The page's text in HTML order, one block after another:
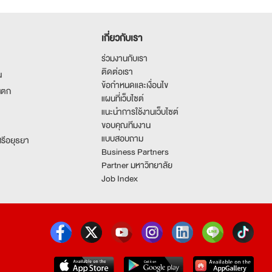
ก
อยุธยา
เกี่ยวกับเรา
ร่วมงานกับเรา
ติดต่อเรา
ข้อกำหนดและเงื่อนไข
แผนที่เว็บไซต์
แนะนำการใช้งานเว็บไซต์
ขอบคุณทีมงาน
แบบสอบถาม
Business Partners
Partner มหาวิทยาลัย
Job Index